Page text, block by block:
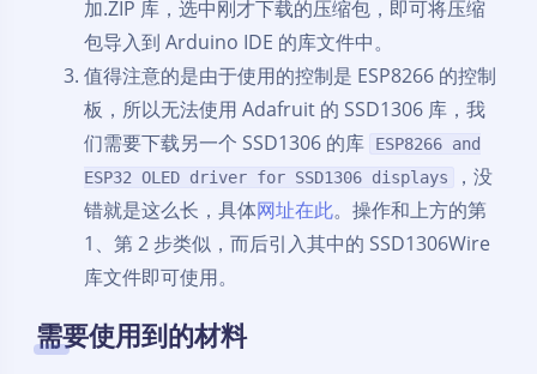
加.ZIP 库，选中刚才下载的压缩包，即可将压缩
包导入到 Arduino IDE 的库文件中。
值得注意的是由于使用的控制是 ESP8266 的控制
板，所以无法使用 Adafruit 的 SSD1306 库，我
们需要下载另一个 SSD1306 的库
ESP8266 and
ESP32 OLED driver for SSD1306 displays
，没
错就是这么长，具体网址在此。操作和上方的第
1、第 2 步类似，而后引入其中的 SSD1306Wire
库文件即可使用。
需要使用到的材料